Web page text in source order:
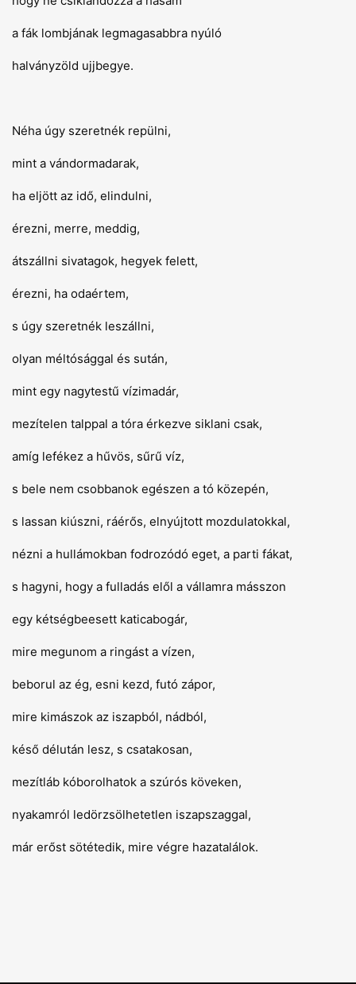
a fák lombjának legmagasabbra nyúló
halványzöld ujjbegye.
Néha úgy szeretnék repülni,
mint a vándormadarak,
ha eljött az idő, elindulni,
érezni, merre, meddig,
átszállni sivatagok, hegyek felett,
érezni, ha odaértem,
s úgy szeretnék leszállni,
olyan méltósággal és sután,
mint egy nagytestű vízimadár,
mezítelen talppal a tóra érkezve siklani csak,
amíg lefékez a hűvös, sűrű víz,
s bele nem csobbanok egészen a tó közepén,
s lassan kiúszni, ráérős, elnyújtott mozdulatokkal,
nézni a hullámokban fodrozódó eget, a parti fákat,
s hagyni, hogy a fulladás elől a vállamra másszon
egy kétségbeesett katicabogár,
mire megunom a ringást a vízen,
beborul az ég, esni kezd, futó zápor,
mire kimászok az iszapból, nádból,
késő délután lesz, s csatakosan,
mezítláb kóborolhatok a szúrós köveken,
nyakamról ledörzsölhetetlen iszapszaggal,
már erőst sötétedik, mire végre hazatalálok.